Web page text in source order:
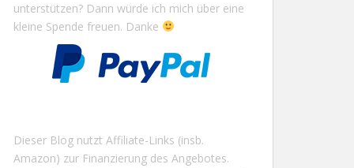
unterstützen? Dann würde ich mich über eine
kleine Spende freuen. Danke
Dieser Blog nutzt Affiliate-Links (insb.
Amazon) zur Finanzierung des Angebotes.